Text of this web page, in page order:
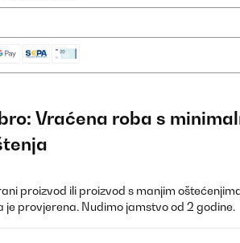
Vraćena roba s
proizvod ili proizvod s manjim
je provjerena. Nudimo jamstvo od 2 godine.